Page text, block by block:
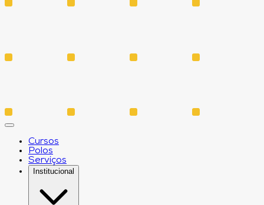
Cursos
Polos
Serviços
Institucional